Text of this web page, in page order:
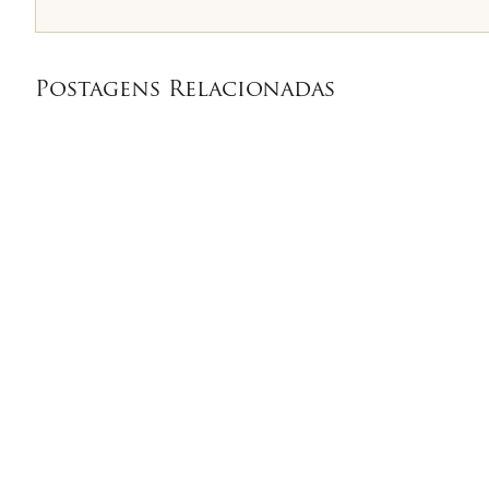
Postagens Relacionadas